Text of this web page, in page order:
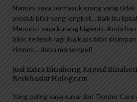
Namun, saya termasuk orang yang
produk bibir yang lengket… baik itu
Menurut saya kurang higienis. Anda
bibir, terlebih lagi jika kuas bibir
Hmmm… debu menempel!
Jual Extra Binahong Kapsul
Berkhasiat Hologram
Yang paling saya sukai dari Tender Care